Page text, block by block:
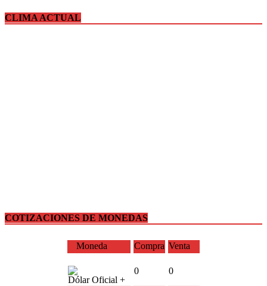
CLIMA ACTUAL
COTIZACIONES DE MONEDAS
Moneda Compra Venta
Dólar Oficial +
0 0